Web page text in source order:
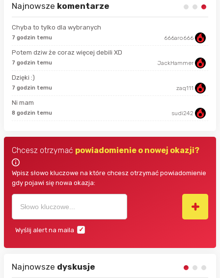
Najnowsze komentarze
Chyba to tylko dla wybranych
7 godzin temu 666aro666
Potem dziw że coraz więcej debili XD
7 godzin temu JackHammer
Dzięki :)
7 godzin temu zaq111
Ni mam
8 godzin temu sudi242
Chcesz otrzymać powiadomienie o nowej okazji?
Wpisz słowo kluczowe na które chcesz otrzymać powiadomienie
gdy pojawi się nowa okazja:
Wyślij alert na maila
Najnowsze dyskusje